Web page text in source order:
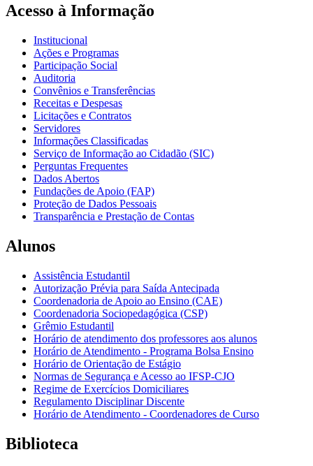
Acesso à Informação
Institucional
Ações e Programas
Participação Social
Auditoria
Convênios e Transferências
Receitas e Despesas
Licitações e Contratos
Servidores
Informações Classificadas
Serviço de Informação ao Cidadão (SIC)
Perguntas Frequentes
Dados Abertos
Fundações de Apoio (FAP)
Proteção de Dados Pessoais
Transparência e Prestação de Contas
Alunos
Assistência Estudantil
Autorização Prévia para Saída Antecipada
Coordenadoria de Apoio ao Ensino (CAE)
Coordenadoria Sociopedagógica (CSP)
Grêmio Estudantil
Horário de atendimento dos professores aos alunos
Horário de Atendimento - Programa Bolsa Ensino
Horário de Orientação de Estágio
Normas de Segurança e Acesso ao IFSP-CJO
Regime de Exercícios Domiciliares
Regulamento Disciplinar Discente
Horário de Atendimento - Coordenadores de Curso
Biblioteca